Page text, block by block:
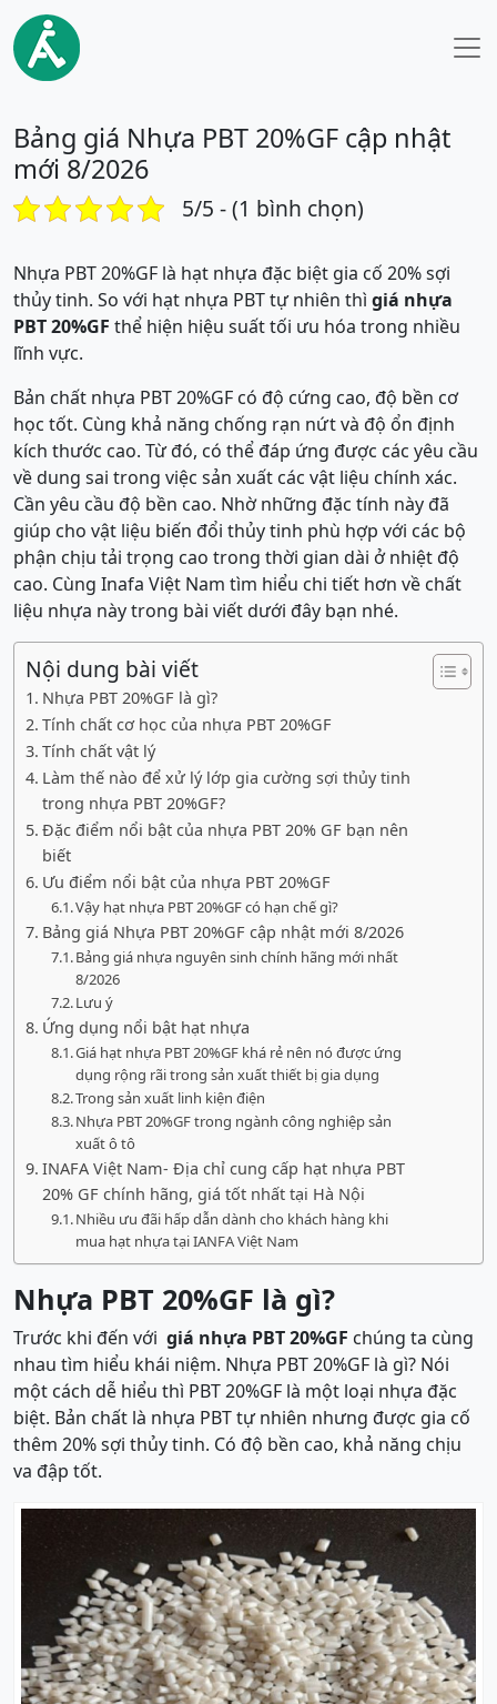
Bảng giá Nhựa PBT 20%GF cập nhật
mới 8/2026
5/5 - (1 bình chọn)
Nhựa PBT 20%GF là hạt nhựa đặc biệt gia cố 20% sợi
thủy tinh. So với hạt nhựa PBT tự nhiên thì giá nhựa
PBT 20%GF thể hiện hiệu suất tối ưu hóa trong nhiều
lĩnh vực.
Bản chất nhựa PBT 20%GF có độ cứng cao, độ bền cơ
học tốt. Cùng khả năng chống rạn nứt và độ ổn định
kích thước cao. Từ đó, có thể đáp ứng được các yêu cầu
về dung sai trong việc sản xuất các vật liệu chính xác.
Cần yêu cầu độ bền cao. Nhờ những đặc tính này đã
giúp cho vật liệu biến đổi thủy tinh phù hợp với các bộ
phận chịu tải trọng cao trong thời gian dài ở nhiệt độ
cao. Cùng Inafa Việt Nam tìm hiểu chi tiết hơn về chất
liệu nhựa này trong bài viết dưới đây bạn nhé.
Nội dung bài viết
Nhựa PBT 20%GF là gì?
Tính chất cơ học của nhựa PBT 20%GF
Tính chất vật lý
Làm thế nào để xử lý lớp gia cường sợi thủy tinh
trong nhựa PBT 20%GF?
Đặc điểm nổi bật của nhựa PBT 20% GF bạn nên
biết
Ưu điểm nổi bật của nhựa PBT 20%GF
Vậy hạt nhựa PBT 20%GF có hạn chế gì?
Bảng giá Nhựa PBT 20%GF cập nhật mới 8/2026
Bảng giá nhựa nguyên sinh chính hãng mới nhất
8/2026
Lưu ý
Ứng dụng nổi bật hạt nhựa
Giá hạt nhựa PBT 20%GF khá rẻ nên nó được ứng
dụng rộng rãi trong sản xuất thiết bị gia dụng
Trong sản xuất linh kiện điện
Nhựa PBT 20%GF trong ngành công nghiệp sản
xuất ô tô
INAFA Việt Nam- Địa chỉ cung cấp hạt nhựa PBT
20% GF chính hãng, giá tốt nhất tại Hà Nội
Nhiều ưu đãi hấp dẫn dành cho khách hàng khi
mua hạt nhựa tại IANFA Việt Nam
Nhựa PBT 20%GF là gì?
Trước khi đến với giá nhựa PBT 20%GF chúng ta cùng
nhau tìm hiểu khái niệm. Nhựa PBT 20%GF là gì? Nói
một cách dễ hiểu thì PBT 20%GF là một loại nhựa đặc
biệt. Bản chất là nhựa PBT tự nhiên nhưng được gia cố
thêm 20% sợi thủy tinh. Có độ bền cao, khả năng chịu
va đập tốt.